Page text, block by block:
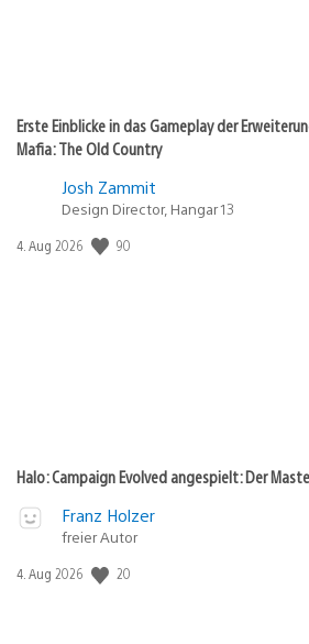
Erste Einblicke in das Gameplay der
Mafia: The Old Country
Josh Zammit
Design Director, Hangar 13
Veröffentlichungsdatum:
4. Aug 2026 90
Halo: Campaign Evolved angespielt: Der
Franz Holzer
freier Autor
Veröffentlichungsdatum:
4. Aug 2026 20